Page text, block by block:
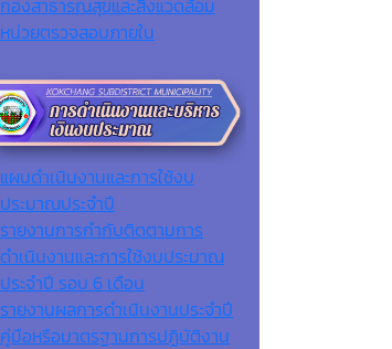
กองสาธารณสุขและสิ่งแวดล้อม
หน่วยตรวจสอบภายใน
แผนดำเนินงานและการใช้งบ
ประมาณประจำปี
รายงานการกำกับติดตามการ
ดำเนินงานและการใช้งบประมาณ
ประจำปี รอบ 6 เดือน
รายงานผลการดำเนินงานประจำปี
คู่มือหรือมาตรฐานการปฏิบัติงาน